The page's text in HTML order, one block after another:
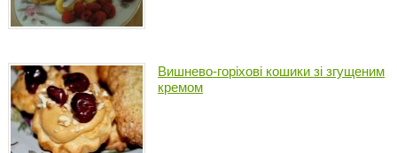
Вишнево-горіхові кошики зі згущеним
кремом